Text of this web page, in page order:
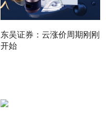
东吴证券：云涨价周期刚刚
开始